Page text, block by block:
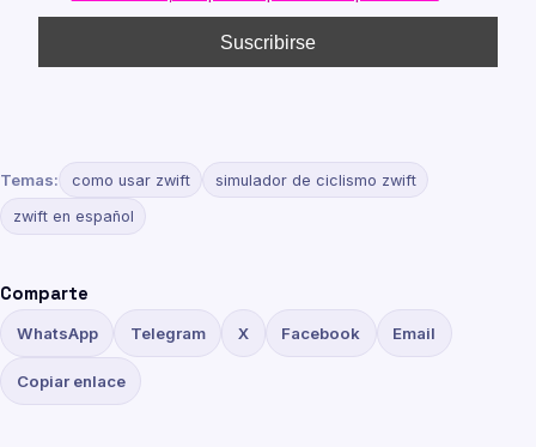
Temas: como usar zwift simulador de ciclismo zwift
zwift en español
Comparte
WhatsApp Telegram X Facebook Email
Copiar enlace